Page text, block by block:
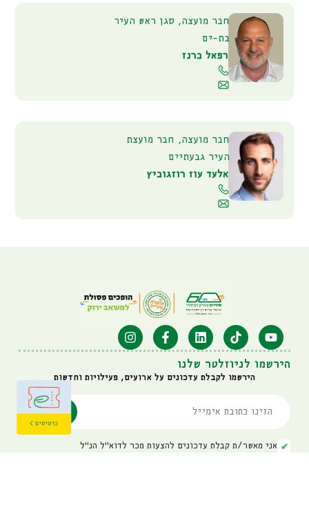
חבר מועצה, סגן ראש העיר
בת-ים
רפאל ברנז
חבר מועצה, חבר מועצת
העיר גבעתיים
אלעד עוז רוזגוביץ
הירשמו לניוזלטר שלנו
הירשמו לקבלת עדכונים על ארועים, פעילויות וחדשות
אני מאשר/ת קבלת עדכונים להצעות מכר לדוא"ל הנ"ל